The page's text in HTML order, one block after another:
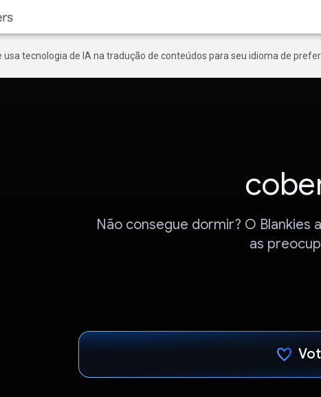
usa tecnologia de IA na tradução de conteúdos para seu idioma de
Não consegue dormir? O Blankies
as